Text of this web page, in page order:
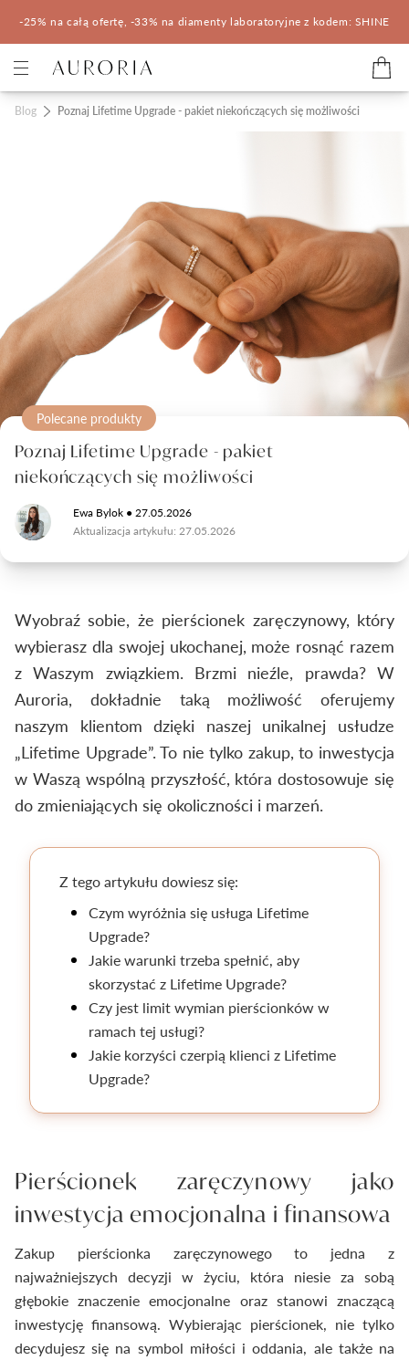
-25% na całą ofertę, -33% na diamenty laboratoryjne z kodem: SHINE
Kategorie
Konfigurator 3D
Salony Auroria
Salony Auroria
Salon Auroria Arkadia
Salon Auroria Bonarka
Salon Auroria Galeria Forum
Salon Auroria Posnania
Salon Auroria Silesia City Center
Salon Auroria we Wrocławiu
Korzyści z zakupu
Darmowa korekta rozmiaru
Darmowy zwrot
Darmowa dostawa
Płatność ratalna
Usługi dodatkowe
Piękne opakowanie
Darmowa korekta rozmiaru
Darmowy zwrot
Gwarancja i reklamacje
Studio projektowe
Pracownia złotnicza
Jakość tworzonej biżuterii
Zaloguj się
Nie masz konta?
Zarejestruj się
Pomoc
Znajdź salon
kontakt@auroria.pl
+48 518 912 915
Pon - Pt 9:00 - 17:00
Blog
Wszystkie kategorie
Poradnik
Pomysły na zaręczyny
Organizacja wesela i ślubu
Polecane produkty
Wirtualny salon +48 518 912 915
Blog Poznaj Lifetime Upgrade - pakiet niekończących się możliwości
Polecane produkty
Poznaj Lifetime Upgrade - pakiet
niekończących się możliwości
Ewa Bylok ● 27.05.2026
Aktualizacja artykułu: 27.05.2026
Wyobraź sobie, że pierścionek zaręczynowy, który
wybierasz dla swojej ukochanej, może rosnąć razem
z Waszym związkiem. Brzmi nieźle, prawda? W
Auroria, dokładnie taką możliwość oferujemy
naszym klientom dzięki naszej unikalnej usłudze
„Lifetime Upgrade”. To nie tylko zakup, to inwestycja
w Waszą wspólną przyszłość, która dostosowuje się
do zmieniających się okoliczności i marzeń.
Z tego artykułu dowiesz się:
Czym wyróżnia się usługa Lifetime
Upgrade?
Jakie warunki trzeba spełnić, aby
skorzystać z Lifetime Upgrade?
Czy jest limit wymian pierścionków w
ramach tej usługi?
Jakie korzyści czerpią klienci z Lifetime
Upgrade?
Pierścionek zaręczynowy jako
inwestycja emocjonalna i finansowa
Zakup pierścionka zaręczynowego to jedna z
najważniejszych decyzji w życiu, która niesie za sobą
głębokie znaczenie emocjonalne oraz stanowi znaczącą
inwestycję finansową. Wybierając pierścionek, nie tylko
decydujesz się na symbol miłości i oddania, ale także na